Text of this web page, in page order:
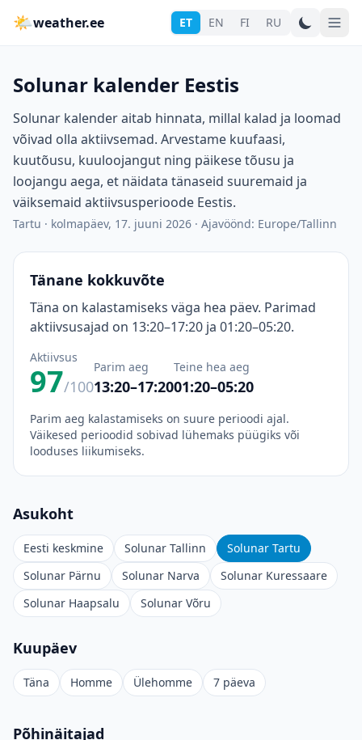
🌤weather.ee ET EN FI RU
Solunar kalender Eestis
Solunar kalender aitab hinnata, millal kalad ja loomad
võivad olla aktiivsemad. Arvestame kuufaasi,
kuutõusu, kuuloojangut ning päikese tõusu ja
loojangu aega, et näidata tänaseid suuremaid ja
väiksemaid aktiivsusperioode Eestis.
Tartu · kolmapäev, 17. juuni 2026 · Ajavöönd: Europe/Tallinn
Tänane kokkuvõte
Täna on kalastamiseks väga hea päev. Parimad
aktiivsusajad on 13:20–17:20 ja 01:20–05:20.
Aktiivsus
97/100
Parim aeg
13:20–17:20
Teine hea aeg
01:20–05:20
Parim aeg kalastamiseks on suure perioodi ajal.
Väikesed perioodid sobivad lühemaks püügiks või
looduses liikumiseks.
Asukoht
Eesti keskmine Solunar Tallinn
Solunar Tartu
Solunar Pärnu
Solunar Narva
Solunar Kuressaare
Solunar Haapsalu
Solunar Võru
Kuupäev
Täna Homme Ülehomme 7 päeva
Põhinäitajad